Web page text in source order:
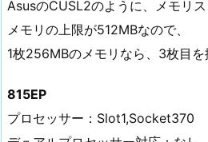
AsusのCUSL2のように、メモリス
メモリの上限が512MBなので、
1枚256MBのメモリなら、3枚目を
815EP
プロセッサー：Slot1,Socket370